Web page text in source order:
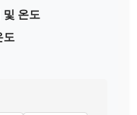
및 온도
도